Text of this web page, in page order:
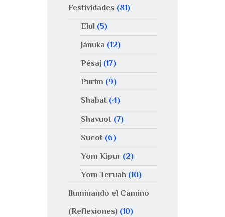
Festividades (81)
Elul(5)
Jánuka (12)
Pésaj(17)
Purim (9)
Shabat(4)
Shavuot(7)
Sucot(6)
Yom Kipur(2)
Yom Teruah (10)
Iluminando el Camino
(Reflexiones) (10)